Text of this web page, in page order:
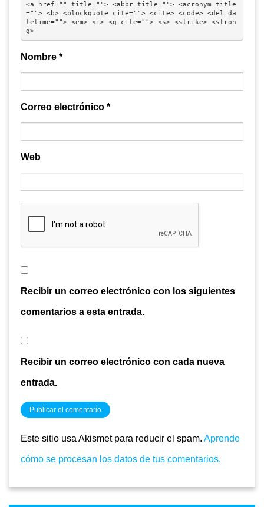
<a href="" title=""> <abbr title=""> <acronym title
=""> <b> <blockquote cite=""> <cite> <code> <del da
tetime=""> <em> <i> <q cite=""> <s> <strike> <stron
g>
Nombre *
Correo electrónico *
Web
Recibir un correo electrónico con los siguientes
comentarios a esta entrada.
Recibir un correo electrónico con cada nueva
entrada.
Este sitio usa Akismet para reducir el spam. Aprende
cómo se procesan los datos de tus comentarios.